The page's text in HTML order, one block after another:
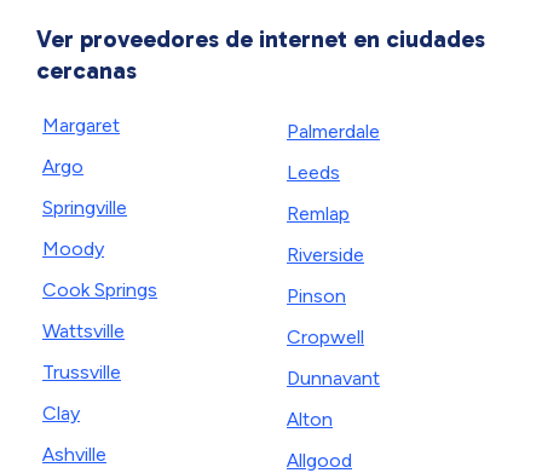
Ver proveedores de internet en ciudades
cercanas
Margaret
Argo
Springville
Moody
Cook Springs
Wattsville
Trussville
Clay
Ashville
Palmerdale
Leeds
Remlap
Riverside
Pinson
Cropwell
Dunnavant
Alton
Allgood